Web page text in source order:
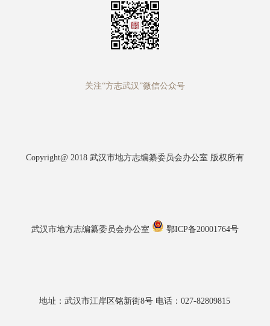
关注“方志武汉”微信公众号
Copyright@ 2018 武汉市地方志编纂委员会办公室 版权所有
武汉市地方志编纂委员会办公室 鄂ICP备20001764号
地址：武汉市江岸区铭新街8号 电话：027-82809815